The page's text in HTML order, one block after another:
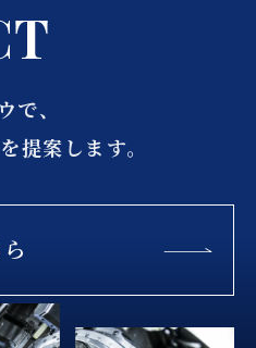
T
、
提案します。